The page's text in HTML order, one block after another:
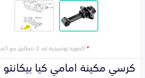
*الصورة توضيحية قد لا تتطابق مع
كرسي مكينة امامي كيا بيكانتو 2015-2017